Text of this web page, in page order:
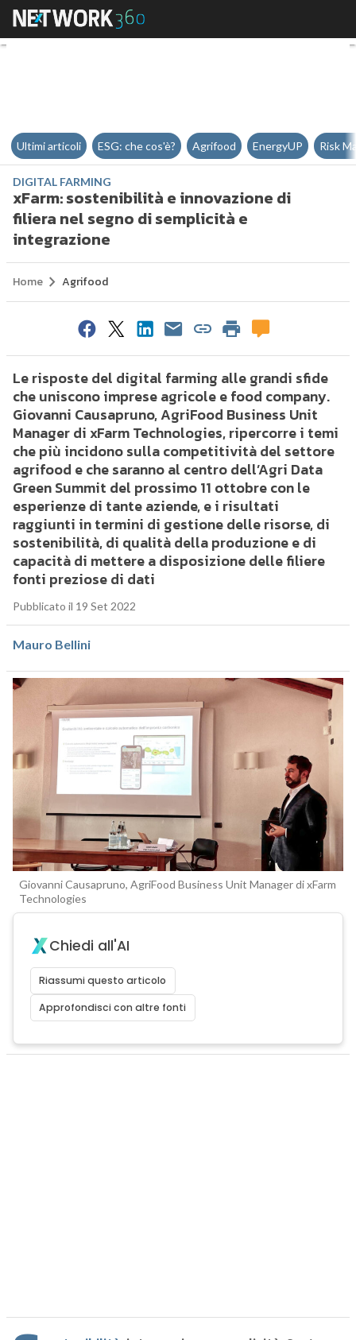
xFarm: sostenibilità e
Ultimi articoli ESG: che cos'è? Agrifood EnergyUP Risk
DIGITAL FARMING
xFarm: sostenibilità e innovazione di
filiera nel segno di semplicità e
integrazione
Home Agrifood
Le risposte del digital farming alle grandi sfide
che uniscono imprese agricole e food company.
Giovanni Causapruno, AgriFood Business Unit
Manager di xFarm Technologies, ripercorre i temi
che più incidono sulla competitività del settore
agrifood e che saranno al centro dell’Agri Data
Green Summit del prossimo 11 ottobre con le
esperienze di tante aziende, e i risultati
raggiunti in termini di gestione delle risorse, di
sostenibilità, di qualità della produzione e di
capacità di mettere a disposizione delle filiere
fonti preziose di dati
Pubblicato il 19 Set 2022
Mauro Bellini
Giovanni Causapruno, AgriFood Business Unit Manager di xFarm
Technologies
Chiedi all'AI
Riassumi questo articolo
Approfondisci con altre fonti